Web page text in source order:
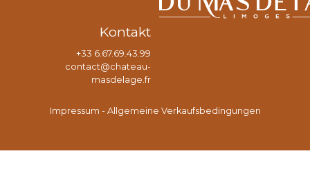
Kontakt
+33 6.67.69.43.99
contact@chateau-
masdelage.fr
Impressum - Allgemeine Verkaufsbedingungen